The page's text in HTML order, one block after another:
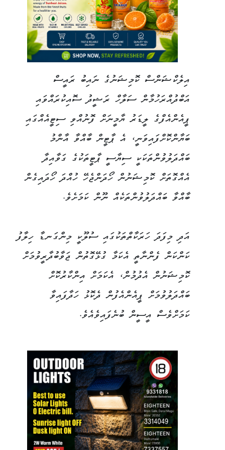
އިލެކްޝަންސް ކޮމިޝަނުގެ ނައިބު ރައީސް
އަބްދުއްރަހުމާން ސަލާހް ރަޝީދު ސޮއިކުރައްވައި
ޕީއެންއެފްގެ ލީޑަރު ޔާމީނަށް ފޮނުއްވި ސިޓީއެއްގައި
ބަޔާންކޮށްފައިވަނީ، އެ ޕާޓީން ބާއްވާ އާންމު
ބައްދަލުވުންތަކަކީ ސިޔާސީ ޕާޓީތަކުގެ ގަވާއިދާ
އެއްގޮތަށް ކޮމިޝަނުން ހޯދަންޖެހޭ ހުއްދަ ހޯދައިގެން
ބާއްވާ ބައްދަލުވުންތަކެއް ނޫން ކަމަށެވެ.
އަދި މިފަދަ ހަރަކާތްތަކުގައި ސުލޫކީ މިންގަނޑާ ހިލާފު
ކަންކަން ފެންނާތީ އެކަމާ ގުޅޭގޮތުން ޖަވާބުދާރީވުމަށް
ކޮމިޝަނުން އެދުމުން، އެކަމަށް އިންކާރުކޮށް
ބައްދަލުވުމަށް ޕީއެންއެފުން ދެކޮޅު ހަދާފައިވާ
ކަމަށްވެސް އީސީން ބުނެފައިވެއެވެ.